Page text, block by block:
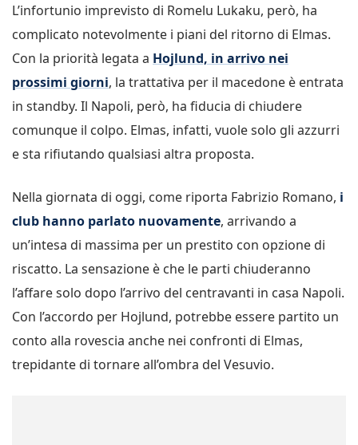
L’infortunio imprevisto di Romelu Lukaku, però, ha
complicato notevolmente i piani del ritorno di Elmas.
Con la priorità legata a Hojlund, in arrivo nei
prossimi giorni, la trattativa per il macedone è entrata
in standby. Il Napoli, però, ha fiducia di chiudere
comunque il colpo. Elmas, infatti, vuole solo gli azzurri
e sta rifiutando qualsiasi altra proposta.
Nella giornata di oggi, come riporta Fabrizio Romano, i
club hanno parlato nuovamente, arrivando a
un’intesa di massima per un prestito con opzione di
riscatto. La sensazione è che le parti chiuderanno
l’affare solo dopo l’arrivo del centravanti in casa Napoli.
Con l’accordo per Hojlund, potrebbe essere partito un
conto alla rovescia anche nei confronti di Elmas,
trepidante di tornare all’ombra del Vesuvio.